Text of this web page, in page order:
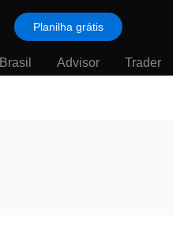
Planilha grátis
Brasil Advisor Trader